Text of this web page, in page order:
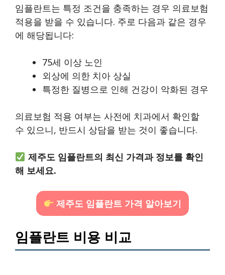
임플란트는 특정 조건을 충족하는 경우 의료보험
적용을 받을 수 있습니다. 주로 다음과 같은 경우
에 해당됩니다:
75세 이상 노인
외상에 의한 치아 상실
특정한 질병으로 인해 건강이 악화된 경우
의료보험 적용 여부는 사전에 치과에서 확인할
수 있으니, 반드시 상담을 받는 것이 좋습니다.
제주도 임플란트의 최신 가격과 정보를 확인
해 보세요.
제주도 임플란트 가격 알아보기
임플란트 비용 비교